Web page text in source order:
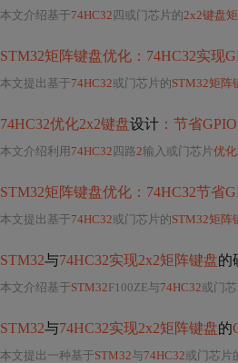
本文介绍基于74HC32 四或门芯片的2x2键盘
STM32矩阵键盘优化：74HC32实现
本文提出基于74HC32或门芯片的STM32矩阵
74HC32优化2x2键盘设计 ：节省
本文介绍利用 74HC32 四路2输入或门芯片优
STM32矩阵键盘优化：74HC32节省
本文提出基于74HC32或门芯片的STM32矩阵
STM32与74HC32实现2x2矩阵键盘的
本文介绍基于STM32F100ZE与74HC32或门
STM32与74HC32实现2x2矩阵键盘的
本文提出一种基于STM32与74HC32或门芯片